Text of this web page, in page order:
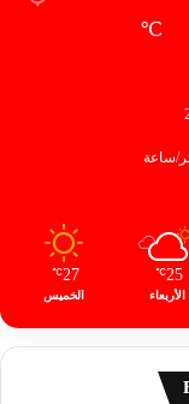
℃
25
℃
الأربعاء
27
℃
الخميس